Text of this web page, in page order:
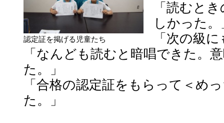
認定証を掲げる児童たち
「読むと
しかった。
「次の級
「なんども読むと暗唱できた。
た。」
「合格の認定証をもらって＜め
た。」